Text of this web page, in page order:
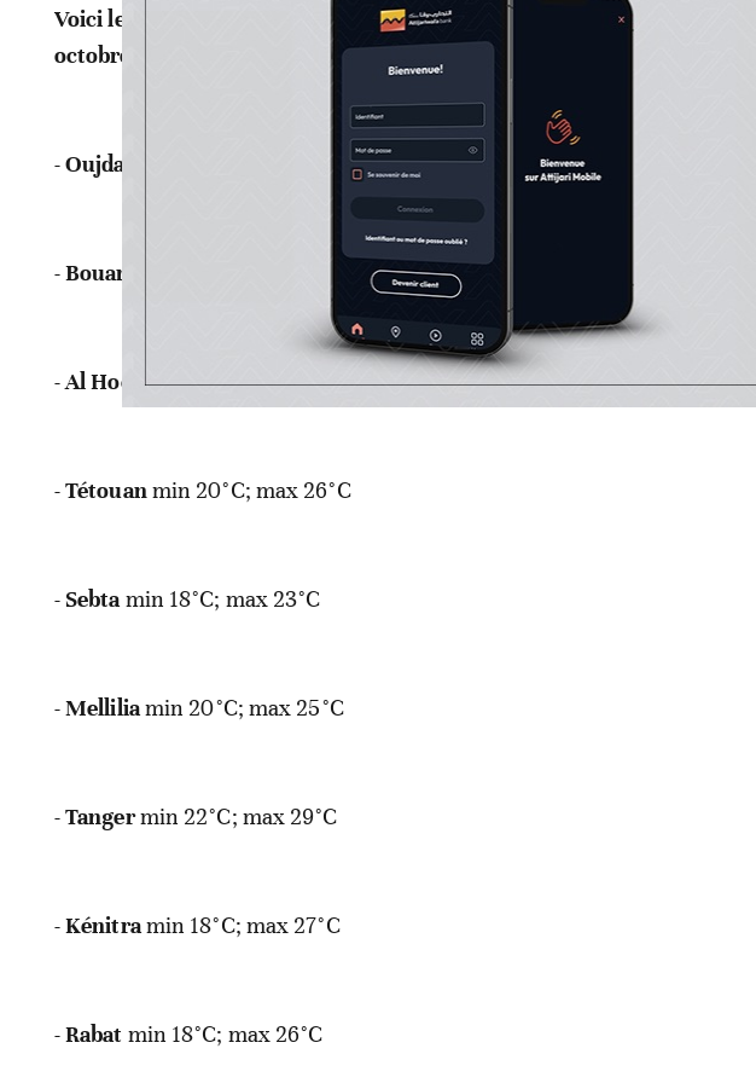
Voici les températures minimales et maximales prévues pour le mardi
octobre 2024:
-Oujda
-Bouarfa
-Al Hoceimamin 19°C; max 27°C
-Tétouan min 20°C; max 26°C
- Sebta min 18°C; max 23°C
-Melliliamin 20°C; max 25°C
-Tangermin 22°C; max 29°C
-Kénitramin 18°C; max 27°C
-Rabat min 18°C; max 26°C